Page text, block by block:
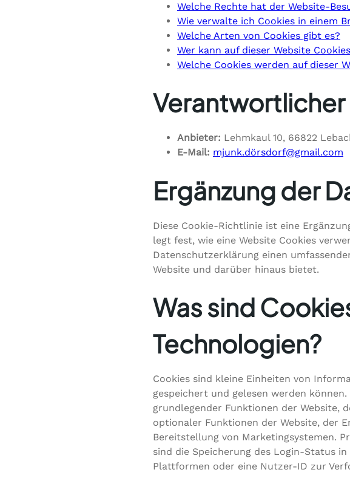
Welche Rechte hat der Website-
Wie verwalte ich Cookies in einem
Welche Arten von Cookies gibt es?
Wer kann auf dieser Website
Welche Cookies werden auf dieser
Anbieter: Lehmkaul 10, 66822
E-Mail: mjunk.dörsdorf@gmail.com
Ergänzung der
Diese Cookie-Richtlinie ist eine
legt fest, wie eine Website Cookies
Datenschutzerklärung einen
Website und darüber hinaus bietet.
Was sind
Technologien?
Cookies sind kleine Einheiten von
gespeichert und gelesen werden
grundlegender Funktionen der Website,
optionaler Funktionen der Website, der
Bereitstellung von Marketingsystemen.
sind die Speicherung des Login-Status
Plattformen oder eine Nutzer-ID zur